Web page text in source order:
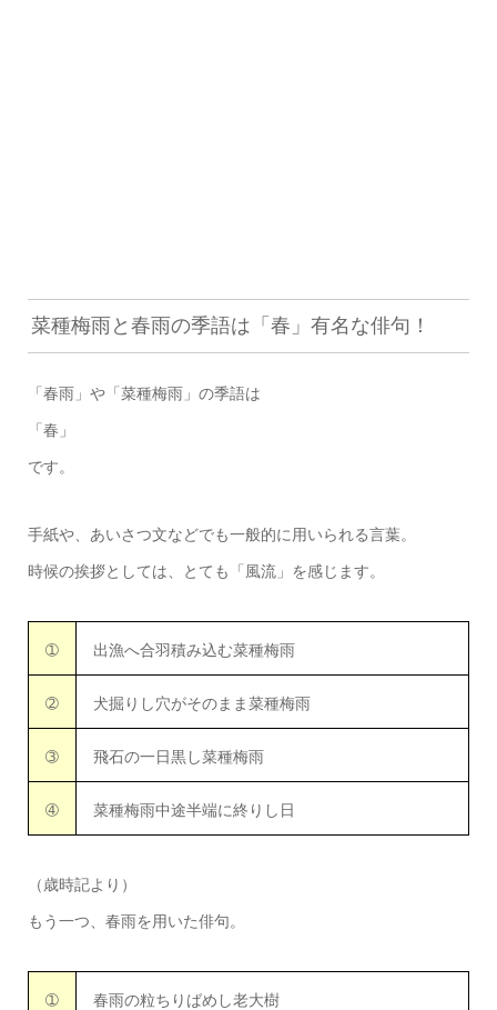
菜種梅雨と春雨の季語は「春」有名な俳句！
「春雨」や「菜種梅雨」の季語は
「春」
です。
手紙や、あいさつ文などでも一般的に用いられる言葉。
時候の挨拶としては、とても「風流」を感じます。
➀ 出漁へ合羽積み込む菜種梅雨
➁ 犬掘りし穴がそのまま菜種梅雨
➂ 飛石の一日黒し菜種梅雨
➃ 菜種梅雨中途半端に終りし日
（歳時記より）
もう一つ、春雨を用いた俳句。
➀ 春雨の粒ちりばめし老大樹